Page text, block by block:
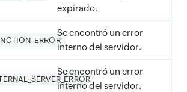
expirado.
Se encontró un error
interno del servidor.
Se encontró un error
interno del servidor.